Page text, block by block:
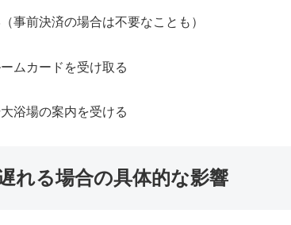
事前決済の場合は不要なことも）
ムカードを受け取る
浴場の案内を受ける
れる場合の具体的な影響